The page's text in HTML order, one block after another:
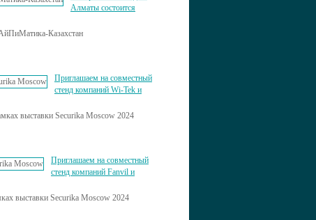
Алматы состоится
Казахстан
Приглашаем на совместный
стенд компаний Wi-Tek и
выставки Securika Moscow 2024
Приглашаем на совместный
стенд компаний Fanvil и
выставки Securika Moscow 2024